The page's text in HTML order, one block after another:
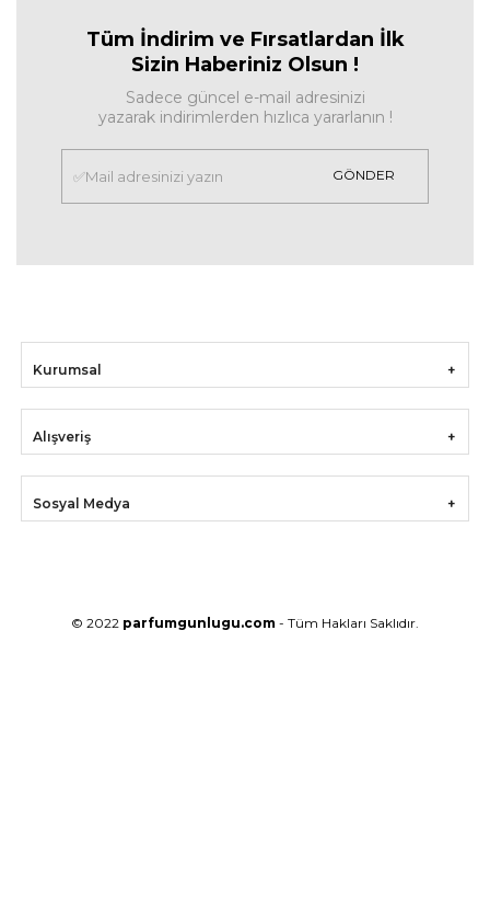
Tüm İndirim ve Fırsatlardan İlk
Sizin Haberiniz Olsun !
Sadece güncel e-mail adresinizi
yazarak indirimlerden hızlıca yararlanın !
GÖNDER
Kurumsal
Alışveriş
Sosyal Medya
© 2022 parfumgunlugu.com - Tüm Hakları Saklıdır.